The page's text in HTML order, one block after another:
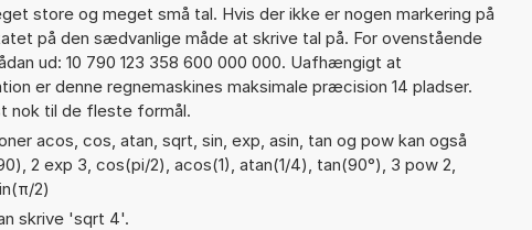
store og meget små tal. Hvis der ikke er nogen markering på
på den sædvanlige måde at skrive tal på. For ovenstående
ud: 10 790 123 358 600 000 000. Uafhængigt at
er denne regnemaskines maksimale præcision 14 pladser.
til de fleste formål.
acos, cos, atan, sqrt, sin, exp, asin, tan og pow kan også
2 exp 3, cos(pi/2), acos(1), atan(1/4), tan(90°), 3 pow 2,
2)
skrive 'sqrt 4'.